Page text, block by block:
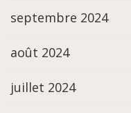
septembre 2024
août 2024
juillet 2024